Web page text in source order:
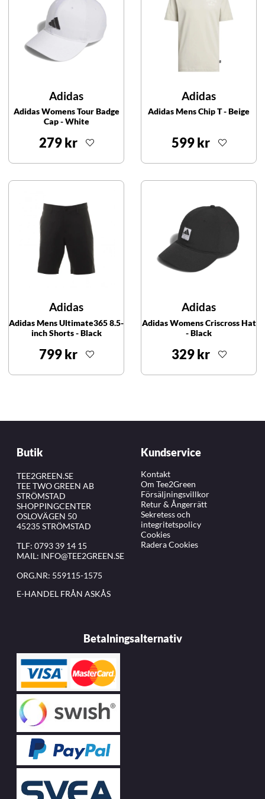
Adidas
Adidas Womens Tour Badge
Cap - White
279 kr
Adidas
Adidas Mens Chip T - Beige
599 kr
Adidas
Adidas Mens Ultimate365 8.5-
inch Shorts - Black
799 kr
Adidas
Adidas Womens Criscross Hat
- Black
329 kr
Butik
TEE2GREEN.SE
TEE TWO GREEN AB
STRÖMSTAD
SHOPPINGCENTER
OSLOVÄGEN 50
45235 STRÖMSTAD
TLF: 0793 39 14 15
MAIL: INFO@TEE2GREEN.SE
ORG.NR: 559115-1575
E-HANDEL FRÅN ASKÅS
Kundservice
Kontakt
Om Tee2Green
Försäljningsvillkor
Retur & Ångerrätt
Sekretess och
integritetspolicy
Cookies
Radera Cookies
Betalningsalternativ